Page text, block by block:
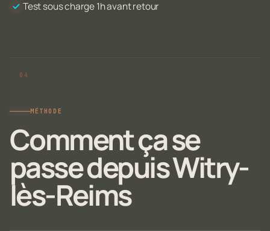
Test sous charge 1h avant retour
MÉTHODE
Comment ça se
passe depuis Witry-
lès-Reims